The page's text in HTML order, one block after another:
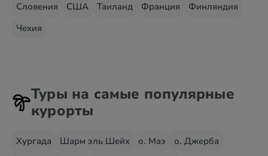
Словения
США Таиланд Франция
Финляндия
Чехия
Туры на самые популярные
курорты
Хургада Шарм эль Шейх о. Маэ
о. Джерба